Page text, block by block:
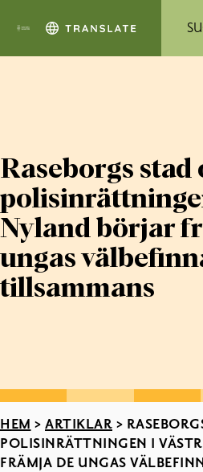
Raseborgs stad
Nyland börjar
ungas
tillsammans
HEM > ARTIKLAR >
POLISINRÄTTNINGEN I
FRÄMJA DE UNGAS